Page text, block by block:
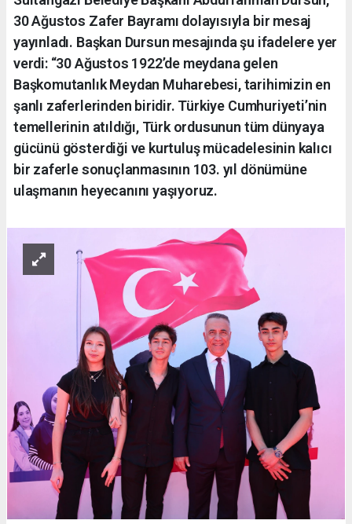
30 Ağustos Zafer Bayramı dolayısıyla bir mesaj
yayınladı. Başkan Dursun mesajında şu ifadelere yer
verdi: “30 Ağustos 1922’de meydana gelen
Başkomutanlık Meydan Muharebesi, tarihimizin en
şanlı zaferlerinden biridir. Türkiye Cumhuriyeti’nin
temellerinin atıldığı, Türk ordusunun tüm dünyaya
gücünü gösterdiği ve kurtuluş mücadelesinin kalıcı
bir zaferle sonuçlanmasının 103. yıl dönümüne
ulaşmanın heyecanını yaşıyoruz.